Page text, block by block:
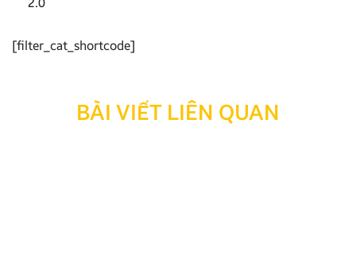
[filter_cat_shortcode]
BÀI VIẾT LIÊN QUAN